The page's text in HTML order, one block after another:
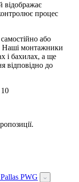
відображає
процес
або
Наші монтажники
і бахилах, а ще
відповідно до
PWG